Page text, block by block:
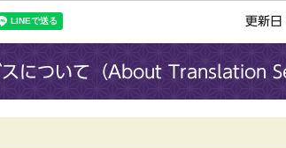
更新
について（About Translation